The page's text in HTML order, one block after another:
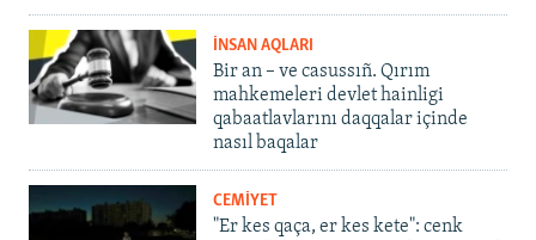
İNSAN AQLARI
Bir an – ve casussıñ. Qırım
mahkemeleri devlet hainligi
qabaatlavlarını daqqalar içinde
nasıl baqalar
CEMİYET
"Er kes qaça, er kes kete": cenk